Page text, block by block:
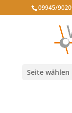
09945/
Seite wählen